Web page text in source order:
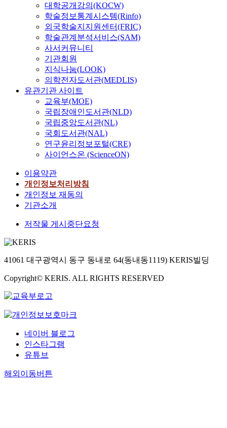
대학공개강의(KOCW)
학술정보통계시스템(Rinfo)
외국학술지지원센터(FRIC)
학술관계분석서비스(SAM)
사서커뮤니티
기관회원
지식나눔(LOOK)
의학전자도서관(MEDLIS)
유관기관 사이트
교육부(MOE)
국립장애인도서관(NLD)
국립중앙도서관(NL)
국회도서관(NAL)
연구윤리정보포털(CRE)
사이언스온 (ScienceON)
이용약관
개인정보처리방침
개인정보 재동의
기관소개
저작물 게시중단요청
41061 대구광역시 동구 동내로 64(동내동1119) KERIS빌딩
Copyright© KERIS. ALL RIGHTS RESERVED
네이버 블로그
인스타그램
유튜브
해외이동버튼